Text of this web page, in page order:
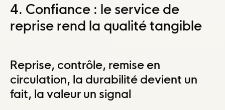
4. Confiance : le service de
reprise rend la qualité tangible
Reprise, contrôle, remise en
circulation, la durabilité devient un
fait, la valeur un signal